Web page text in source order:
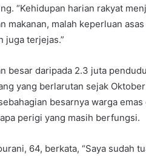
“Kehidupan harian rakyat
makanan, malah keperluan
juga terjejas.”
besar daripada 2.3 juta
yang berlarutan sejak
besarnya warga
perigi yang masih berfungsi.
64, berkata, “Saya sudah